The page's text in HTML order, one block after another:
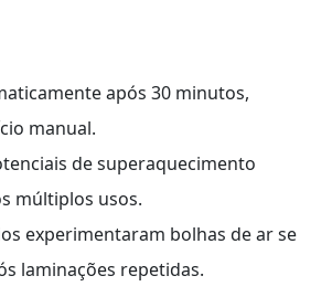
após 30 minutos,
manual.
de superaquecimento
múltiplos usos.
experimentaram bolhas de ar se
laminações repetidas.